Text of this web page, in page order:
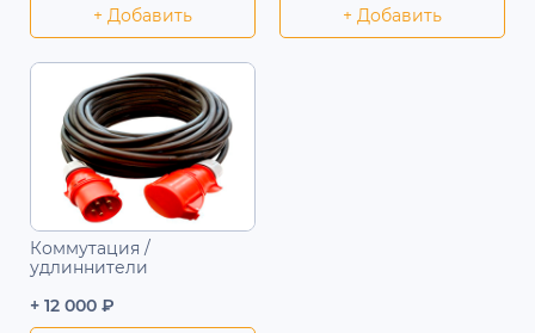
+ Добавить + Добавить
Коммутация /
удлиннители
+ 12 000 ₽